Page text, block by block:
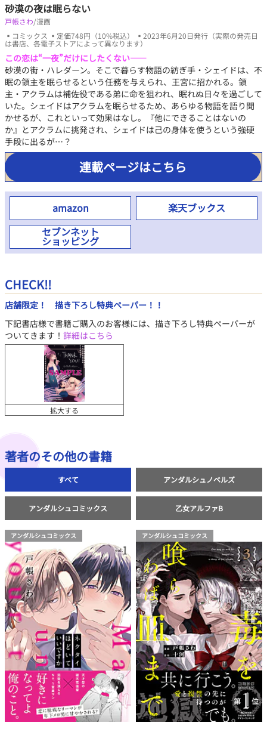
砂漠の夜は眠らない
戸帳さわ/漫画
▪コミックス ▪定価748円（10%税込） ▪2023年6月20日発行（実際の発売日
は書店、各電子ストアによって異なります）
この恋は“一夜”だけにしたくない――
砂漠の街・ハレダーン。そこで暮らす物語の紡ぎ手・シェイドは、不
眠の領主を眠らせるという任務を与えられ、王宮に招かれる。領
主・アクラムは補佐役である弟に命を狙われ、眠れぬ日々を過ごして
いた。シェイドはアクラムを眠らせるため、あらゆる物語を語り聞
かせるが、これといって効果はなし。『他にできることはないの
か』とアクラムに挑発され、シェイドは己の身体を使うという強硬
手段に出るが…？
連載ページはこちら
amazon
楽天ブックス
セブンネット
ショッピング
CHECK!!
店舗限定！ 描き下ろし特典ペーパー！！
下記書店様で書籍ご購入のお客様には、描き下ろし特典ペーパーが
ついてきます！ 詳細はこちら
拡大する
著者のその他の書籍
すべて アンダルシュノベルズ
アンダルシュコミックス 乙女アルファB
アンダルシュコミックス アンダルシュコミックス